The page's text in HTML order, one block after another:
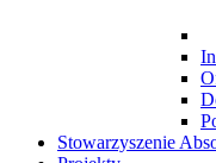
Stowarzyszenie